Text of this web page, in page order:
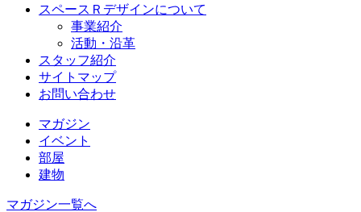
スペースＲデザインについて
事業紹介
活動・沿革
スタッフ紹介
サイトマップ
お問い合わせ
マガジン
イベント
部屋
建物
マガジン一覧へ